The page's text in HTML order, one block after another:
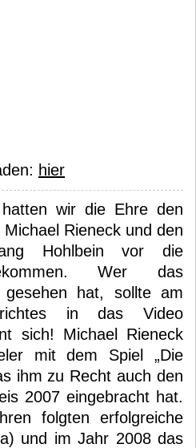
hier
wir die Ehre den
Rieneck und den
Hohlbein vor die
Wer das
gesehen hat, sollte am
in das Video
sich! Michael Rieneck
mit dem Spiel „Die
ihm zu Recht auch den
2007 eingebracht hat.
folgten erfolgreiche
und im Jahr 2008 das